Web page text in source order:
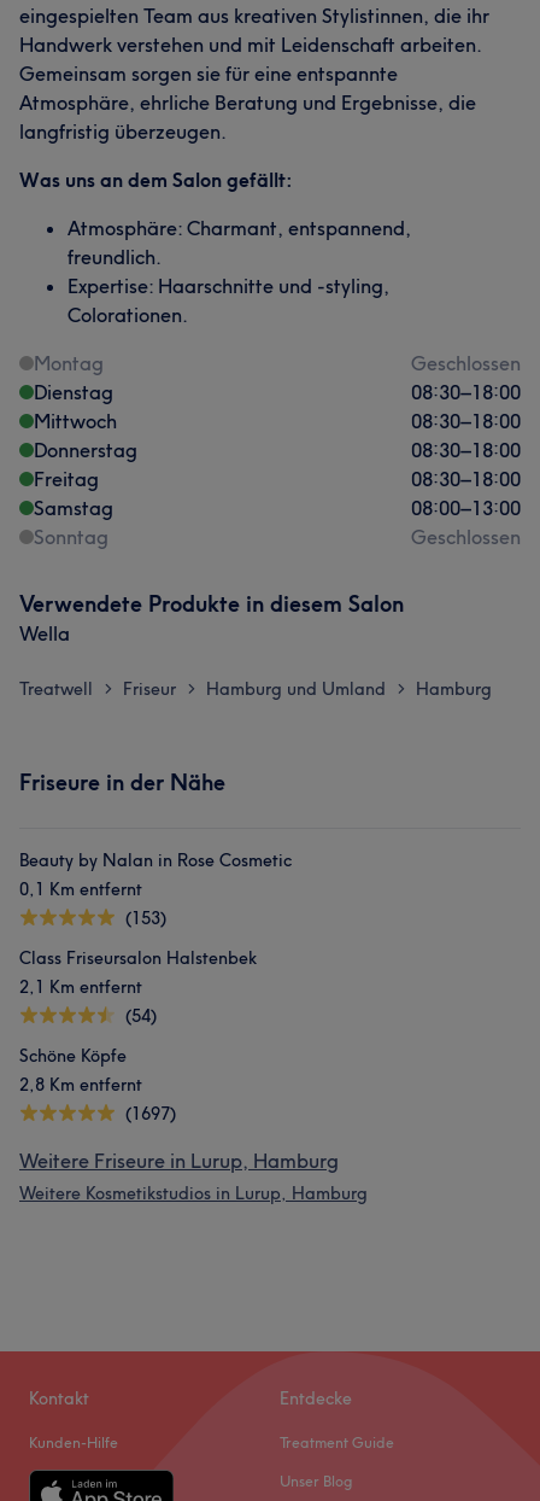
eingespielten Team aus kreativen Stylistinnen, die ihr
Handwerk verstehen und mit Leidenschaft arbeiten.
Gemeinsam sorgen sie für eine entspannte
Atmosphäre, ehrliche Beratung und Ergebnisse, die
langfristig überzeugen.
Was uns an dem Salon gefällt:
Atmosphäre: Charmant, entspannend,
freundlich.
Expertise: Haarschnitte und -styling,
Colorationen.
Montag
Geschlossen
Dienstag
08:30–18:00
Mittwoch
08:30–18:00
Donnerstag
08:30–18:00
Freitag
08:30–18:00
Samstag
08:00–13:00
Sonntag
Geschlossen
Verwendete Produkte in diesem Salon
Wella
Treatwell > Friseur > Hamburg und Umland > Hamburg
Friseure in der Nähe
Beauty by Nalan in Rose Cosmetic
0,1 Km entfernt
(153)
Class Friseursalon Halstenbek
2,1 Km entfernt
(54)
Schöne Köpfe
2,8 Km entfernt
(1697)
Weitere Friseure in Lurup, Hamburg
Weitere Kosmetikstudios in Lurup, Hamburg
Kontakt
Kunden-Hilfe
Entdecke
Treatment Guide
Unser Blog